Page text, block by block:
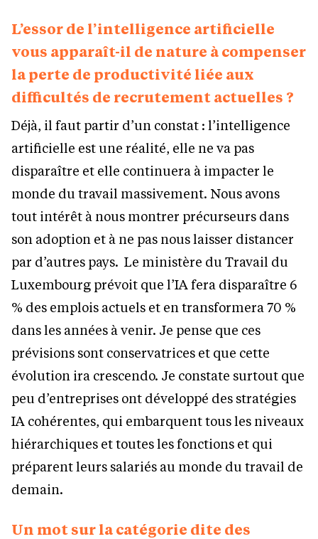
L’essor de l’intelligence artificielle
vous apparaît-il de nature à compenser
la perte de productivité liée aux
difficultés de recrutement actuelles ?
Déjà, il faut partir d’un constat : l’intelligence
artificielle est une réalité, elle ne va pas
disparaître et elle continuera à impacter le
monde du travail massivement. Nous avons
tout intérêt à nous montrer précurseurs dans
son adoption et à ne pas nous laisser distancer
par d’autres pays. Le ministère du Travail du
Luxembourg prévoit que l’IA fera disparaître 6
% des emplois actuels et en transformera 70 %
dans les années à venir. Je pense que ces
prévisions sont conservatrices et que cette
évolution ira crescendo. Je constate surtout que
peu d’entreprises ont développé des stratégies
IA cohérentes, qui embarquent tous les niveaux
hiérarchiques et toutes les fonctions et qui
préparent leurs salariés au monde du travail de
demain.
Un mot sur la catégorie dite des